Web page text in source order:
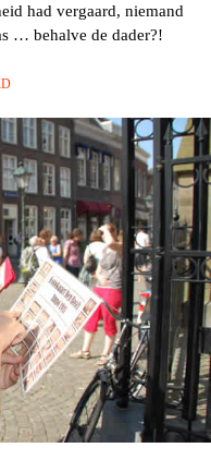
had vergaard, niemand
… behalve de dader?!